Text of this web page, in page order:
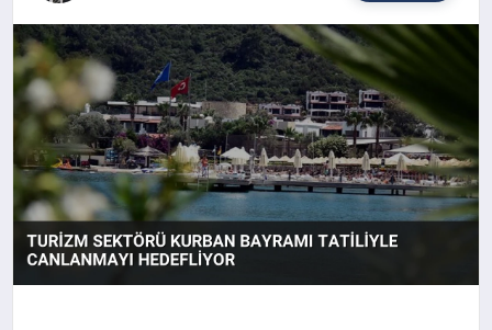
DÜNYA
YAŞAM